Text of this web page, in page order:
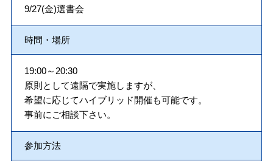
9/27(金)選書会
時間・場所
19:00～20:30
原則として遠隔で実施しますが、
希望に応じてハイブリッド開催も可能です。
事前にご相談下さい。
参加方法